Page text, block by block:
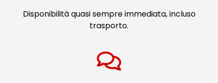
Disponibilità quasi sempre immediata, incluso
trasporto.